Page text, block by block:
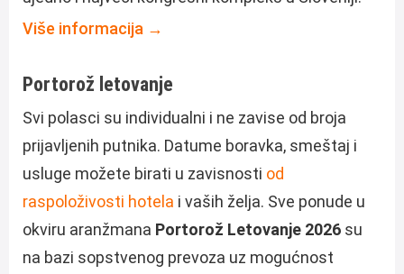
Više informacija →
Portorož letovanje
Svi polasci su individualni i ne zavise od broja
prijavljenih putnika. Datume boravka, smeštaj i
usluge možete birati u zavisnosti od
raspoloživosti hotela i vaših želja. Sve ponude u
okviru aranžmana Portorož Letovanje 2026 su
na bazi sopstvenog prevoza uz mogućnost